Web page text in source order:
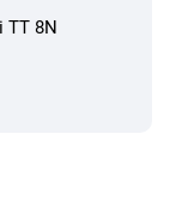
TT 8N